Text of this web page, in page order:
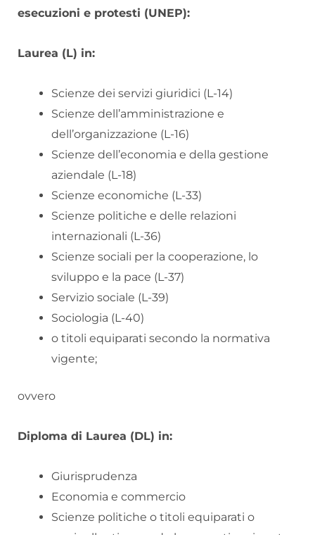
esecuzioni e protesti (UNEP):
Laurea (L) in:
Scienze dei servizi giuridici (L-14)
Scienze dell’amministrazione e
dell’organizzazione (L-16)
Scienze dell’economia e della gestione
aziendale (L-18)
Scienze economiche (L-33)
Scienze politiche e delle relazioni
internazionali (L-36)
Scienze sociali per la cooperazione, lo
sviluppo e la pace (L-37)
Servizio sociale (L-39)
Sociologia (L-40)
o titoli equiparati secondo la normativa
vigente;
ovvero
Diploma di Laurea (DL) in:
Giurisprudenza
Economia e commercio
Scienze politiche o titoli equiparati o